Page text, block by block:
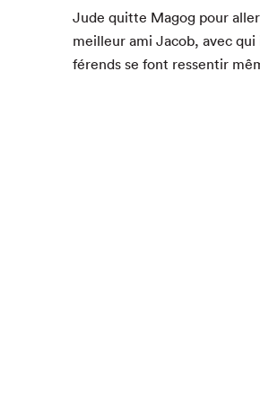
Jude quitte Magog pour
meilleur ami Jacob, avec
férends se font ressen­tir